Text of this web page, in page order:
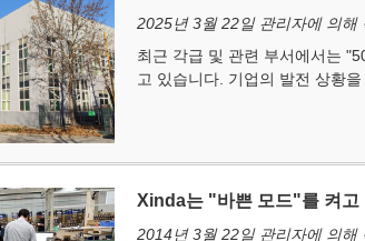
2025년 3월 22일 관리자에 의해
최근 각급 및 관련 부서에서는
고 있습니다. 기업의 발전 상황
Xinda는 "바쁜 모드"를 켜고
2014년 3월 22일 관리자에 의해